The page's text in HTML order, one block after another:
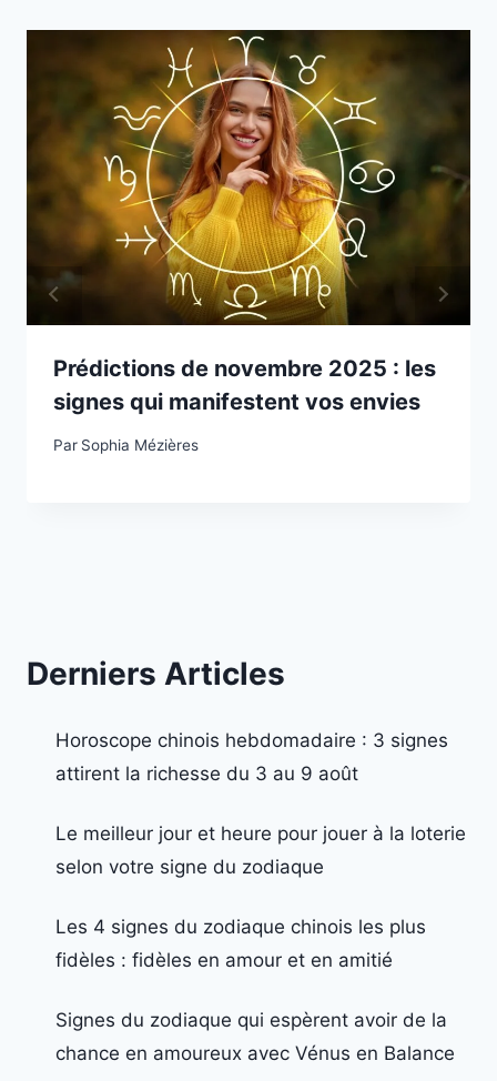
Prédictions de novembre 2025 : les
signes qui manifestent vos envies
Par Sophia Mézières
Derniers Articles
Horoscope chinois hebdomadaire : 3 signes
attirent la richesse du 3 au 9 août
Le meilleur jour et heure pour jouer à la loterie
selon votre signe du zodiaque
Les 4 signes du zodiaque chinois les plus
fidèles : fidèles en amour et en amitié
Signes du zodiaque qui espèrent avoir de la
chance en amoureux avec Vénus en Balance